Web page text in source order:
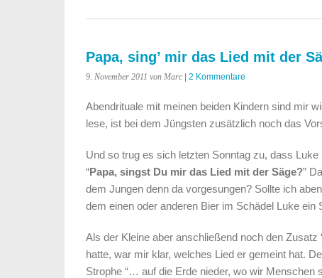
Papa, sing’ mir das Lied mit der
9. November 2011 von Marc | 2 Kommentare
Abendrituale mit meinen beiden Kindern sind mir
lese, ist bei dem Jüngsten zusätzlich noch das
Und so trug es sich letzten Sonntag zu, dass
“Papa, singst Du mir das Lied mit der Säge?”
dem Jungen denn da vorgesungen? Sollte ich
dem einen oder anderen Bier im Schädel Luke
Als der Kleine aber anschließend noch den Zusatz
hatte, war mir klar, welches Lied er gemeint hat.
Strophe “… auf die Erde nieder, wo wir Menschen